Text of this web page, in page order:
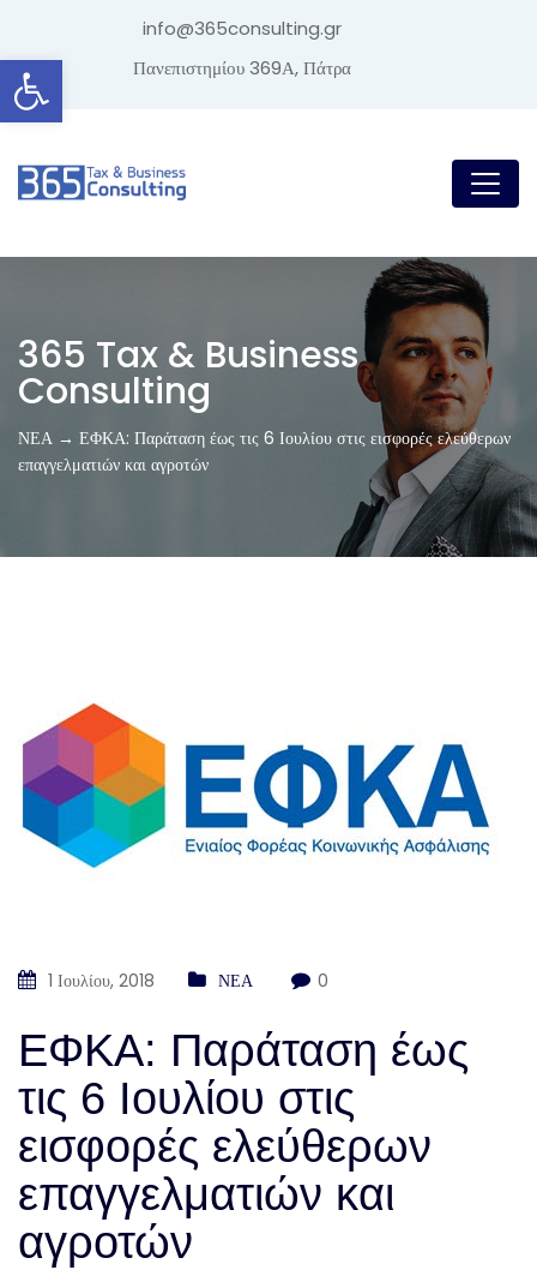
Ανοίξτε τη γραμμή εργαλείων
info@365consulting.gr
Πανεπιστημίου 369Α, Πάτρα
365 Tax & Business
Consulting
ΝΕΑ → ΕΦΚΑ: Παράταση έως τις 6 Ιουλίου στις εισφορές ελεύθερων
επαγγελματιών και αγροτών
1 Ιουλίου, 2018 ΝΕΑ 0
ΕΦΚΑ: Παράταση έως
τις 6 Ιουλίου στις
εισφορές ελεύθερων
επαγγελματιών και
αγροτών